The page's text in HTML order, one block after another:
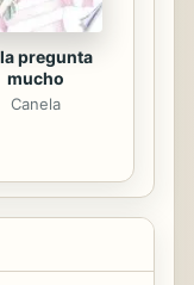
pregunta
mucho
Canela